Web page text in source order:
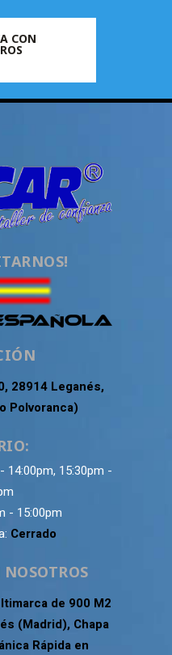
CON
28914 Leganés,
Polvoranca)
14:00pm, 15:30pm -
- 15:00pm
Cerrado
de 900 M2
(Madrid), Chapa
Rápida en